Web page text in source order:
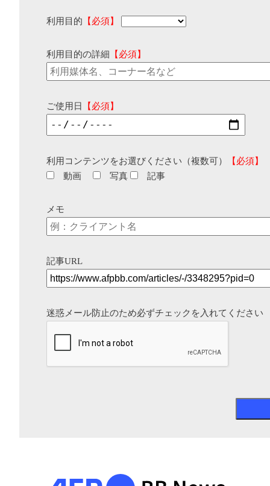
利用目的 【必須】
利用目的の詳細 【必須】
ご使用日 【必須】
利用コンテンツをお選びください（複数可）
【必須】
動画
写真 記事
メモ
記事URL
迷惑メール防止のため必ずチェックを入れてください